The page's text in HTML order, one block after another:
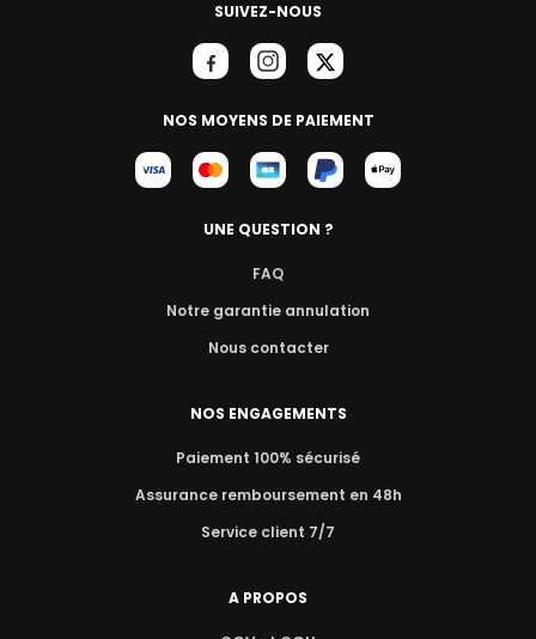
SUIVEZ-NOUS
NOS MOYENS DE PAIEMENT
UNE QUESTION ?
FAQ
Notre garantie annulation
Nous contacter
NOS ENGAGEMENTS
Paiement 100% sécurisé
Assurance remboursement en 48h
Service client 7/7
A PROPOS